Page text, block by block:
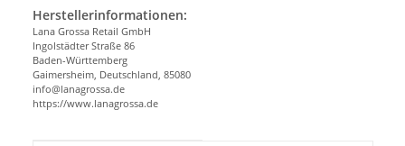
Herstellerinformationen:
Lana Grossa Retail GmbH
Ingolstädter Straße 86
Baden-Württemberg
Gaimersheim, Deutschland, 85080
info@lanagrossa.de
https://www.lanagrossa.de